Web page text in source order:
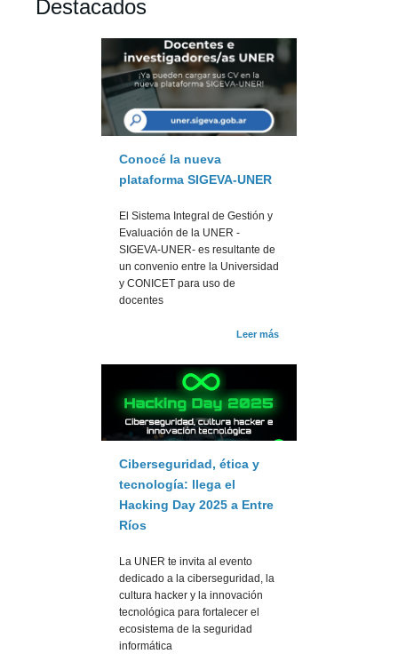
Destacados
Conocé la nueva
plataforma SIGEVA-UNER
El Sistema Integral de Gestión y
Evaluación de la UNER -
SIGEVA-UNER- es resultante de
un convenio entre la Universidad
y CONICET para uso de
docentes
Leer más
Ciberseguridad, ética y
tecnología: llega el
Hacking Day 2025 a Entre
Ríos
La UNER te invita al evento
dedicado a la ciberseguridad, la
cultura hacker y la innovación
tecnológica para fortalecer el
ecosistema de la seguridad
informática